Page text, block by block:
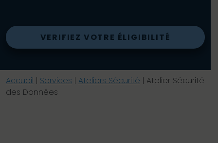
VERIFIEZ VOTRE ÉLIGIBILITÉ
Accueil | Services | Ateliers Sécurité | Atelier Sécurité
des Données